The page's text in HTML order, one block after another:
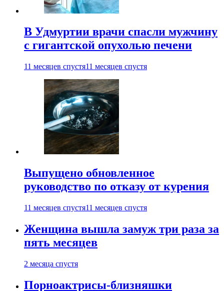
В Удмуртии врачи спасли мужчину
с гигантской опухолью печени
11 месяцев спустя11 месяцев спустя
Выпущено обновленное
руководство по отказу от курения
11 месяцев спустя11 месяцев спустя
Женщина вышла замуж три раза за
пять месяцев
2 месяца спустя
Порноактрисы-близняшки